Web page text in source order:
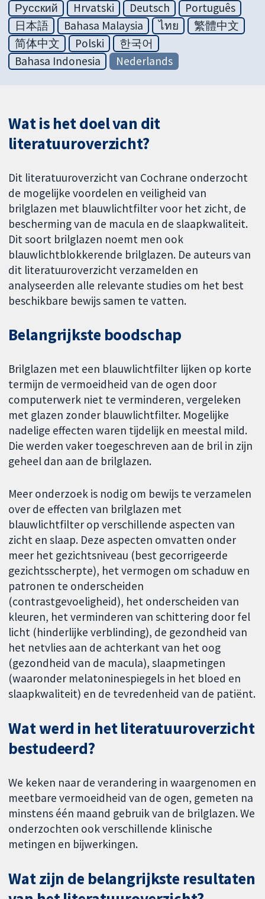
Русский
Hrvatski Deutsch
Português
日本語
Bahasa Malaysia ไทย
繁體中文
简体中文
Polski
한국어
Bahasa Indonesia
Nederlands
Wat is het doel van dit
literatuuroverzicht?
Dit literatuuroverzicht van Cochrane onderzocht
de mogelijke voordelen en veiligheid van
brilglazen met blauwlichtfilter voor het zicht, de
bescherming van de macula en de slaapkwaliteit.
Dit soort brilglazen noemt men ook
blauwlichtblokkerende brilglazen. De auteurs van
dit literatuuroverzicht verzamelden en
analyseerden alle relevante studies om het best
beschikbare bewijs samen te vatten.
Belangrijkste boodschap
Brilglazen met een blauwlichtfilter lijken op korte
termijn de vermoeidheid van de ogen door
computerwerk niet te verminderen, vergeleken
met glazen zonder blauwlichtfilter. Mogelijke
nadelige effecten waren tijdelijk en meestal mild.
Die werden vaker toegeschreven aan de bril in zijn
geheel dan aan de brilglazen.
Meer onderzoek is nodig om bewijs te verzamelen
over de effecten van brilglazen met
blauwlichtfilter op verschillende aspecten van
zicht en slaap. Deze aspecten omvatten onder
meer het gezichtsniveau (best gecorrigeerde
gezichtsscherpte), het vermogen om schaduw en
patronen te onderscheiden
(contrastgevoeligheid), het onderscheiden van
kleuren, het verminderen van schittering door fel
licht (hinderlijke verblinding), de gezondheid van
het netvlies aan de achterkant van het oog
(gezondheid van de macula), slaapmetingen
(waaronder melatoninespiegels in het bloed en
slaapkwaliteit) en de tevredenheid van de patiënt.
Wat werd in het literatuuroverzicht
bestudeerd?
We keken naar de verandering in waargenomen en
meetbare vermoeidheid van de ogen, gemeten na
minstens één maand gebruik van de brilglazen. We
onderzochten ook verschillende klinische
metingen en bijwerkingen.
Wat zijn de belangrijkste resultaten